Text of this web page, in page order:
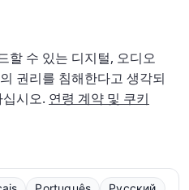
할 수 있는 디지털, 오디오
권리를 침해한다고 생각되
시오. 연령 계약 및 쿠키